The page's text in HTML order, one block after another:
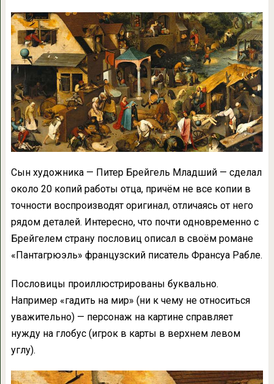
Сын художника — Питер Брейгель Младший — сделал
около 20 копий работы отца, причём не все копии в
точности воспроизводят оригинал, отличаясь от него
рядом деталей. Интересно, что почти одновременно с
Брейгелем страну пословиц описал в своём романе
«Пантагрюэль» французский писатель Франсуа Рабле.
Пословицы проиллюстрированы буквально.
Например «гадить на мир» (ни к чему не относиться
уважительно) — персонаж на картине справляет
нужду на глобус (игрок в карты в верхнем левом
углу).